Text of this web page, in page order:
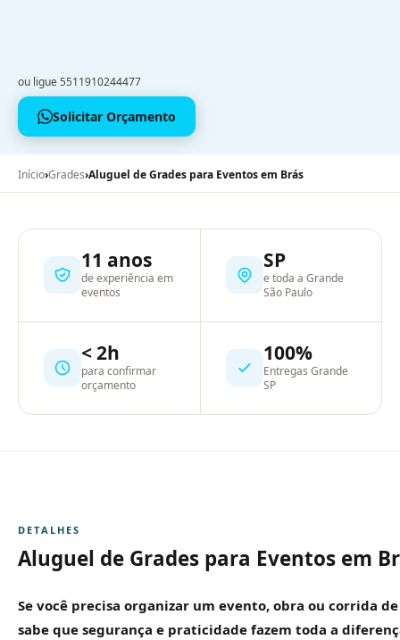
ou ligue 5511910244477
Solicitar Orçamento
Início›Grades›Aluguel de Grades para Eventos em Brás
11 anos
de experiência em
eventos
SP
e toda a Grande
São Paulo
< 2h
para confirmar
orçamento
100%
Entregas Grande
SP
DETALHES
Aluguel de Grades para Eventos em
Se você precisa organizar um evento, obra ou corrida
sabe que segurança e praticidade fazem toda a